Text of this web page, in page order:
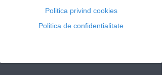
Politica privind cookies
Politica de confidențialitate
Mariah Carey,